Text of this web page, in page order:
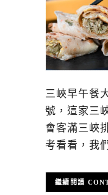
三峽早午餐
號，這家三
會客滿三峽
考看看，我